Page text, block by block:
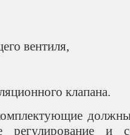
вентиля,
клапана.
регулирование и